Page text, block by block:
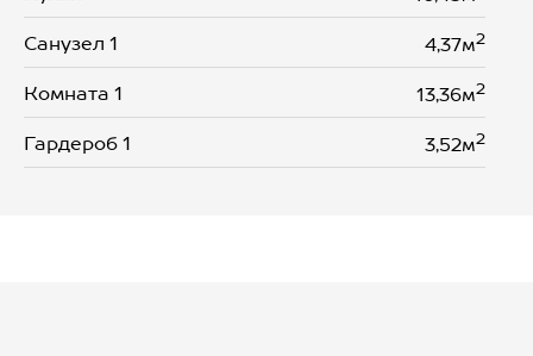
Санузел 1 4,37м2
Комната 1 13,36м2
Гардероб 1 3,52м2